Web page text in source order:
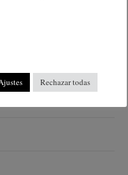
Rechazar todas